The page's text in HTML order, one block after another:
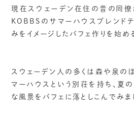
現在スウェーデン在住の昔の同僚
KOBBSのサマーハウスブレンドテ
みをイメージしたパフェ作りを始め
スウェーデン人の多くは森や泉の
マーハウスという別荘を持ち、夏
な風景をパフェに落としこんでみま